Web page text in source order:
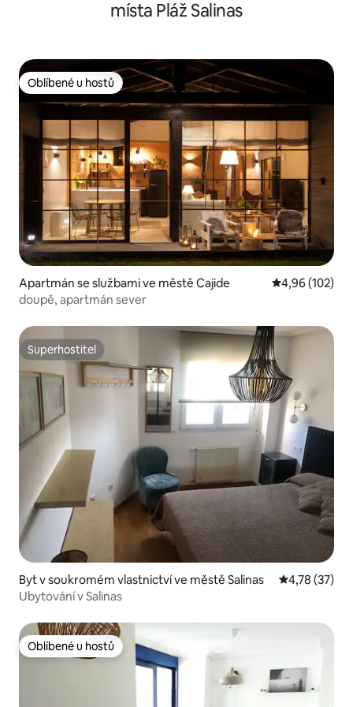
místa Pláž Salinas
Oblíbené u hostů
Oblíbené u hostů
Apartmán se službami ve městě Cajide Průměrné
4,96 (102)
doupě, apartmán sever
Superhostitel
Superhostitel
Byt v soukromém vlastnictví ve městě Salinas Průměrné
4,78 (37)
Ubytování v Salinas
Oblíbené u hostů
Oblíbené u hostů